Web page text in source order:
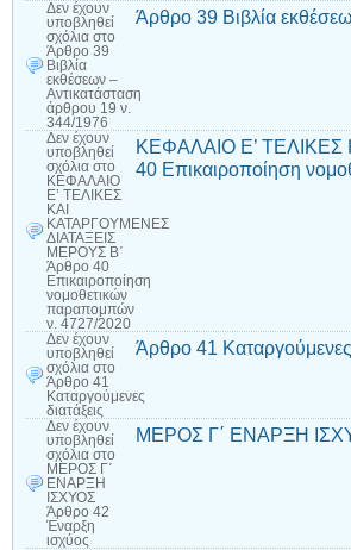
Δεν έχουν
υποβληθεί
σχόλια στο
Άρθρο 39
Βιβλία
εκθέσεων –
Αντικατάσταση
άρθρου 19 ν.
344/1976
Άρθρο 39 Βιβλία
Δεν έχουν
υποβληθεί
σχόλια στο
ΚΕΦΑΛΑΙΟ
Ε’ ΤΕΛΙΚΕΣ
ΚΑΙ
ΚΑΤΑΡΓΟΥΜΕΝΕΣ
ΔΙΑΤΑΞΕΙΣ
ΜΕΡΟΥΣ Β΄
Άρθρο 40
Επικαιροποίηση
νομοθετικών
παραπομπών
ν. 4727/2020
ΚΕΦΑΛΑΙΟ Ε’
40 Επικαιροποίηση
Δεν έχουν
υποβληθεί
σχόλια στο
Άρθρο 41
Καταργούμενες
διατάξεις
Άρθρο 41 Καταργούμενες
Δεν έχουν
υποβληθεί
σχόλια στο
ΜΕΡΟΣ Γ΄
ΕΝΑΡΞΗ
ΙΣΧΥΟΣ
Άρθρο 42
Έναρξη
ισχύος
ΜΕΡΟΣ Γ΄ ΕΝΑΡΞΗ